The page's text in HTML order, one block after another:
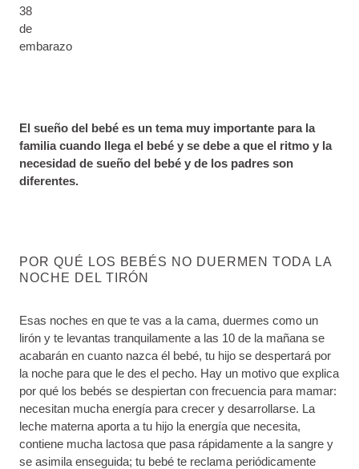
38
de
embarazo
El sueño del bebé es un tema muy importante para la
familia cuando llega el bebé y se debe a que el ritmo y la
necesidad de sueño del bebé y de los padres son
diferentes.
POR QUÉ LOS BEBÉS NO DUERMEN TODA LA
NOCHE DEL TIRÓN
Esas noches en que te vas a la cama, duermes como un
lirón y te levantas tranquilamente a las 10 de la mañana se
acabarán en cuanto nazca él bebé, tu hijo se despertará por
la noche para que le des el pecho. Hay un motivo que explica
por qué los bebés se despiertan con frecuencia para mamar:
necesitan mucha energía para crecer y desarrollarse. La
leche materna aporta a tu hijo la energía que necesita,
contiene mucha lactosa que pasa rápidamente a la sangre y
se asimila enseguida; tu bebé te reclama periódicamente